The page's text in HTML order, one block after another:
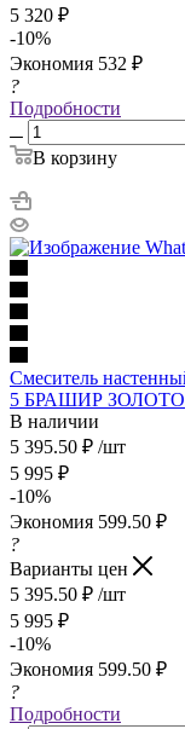
5 320 ₽
-10%
Экономия 532 ₽
?
Подробности
В корзину
Смеситель
5 БРАШИР
В наличии
5 395.50 ₽ /шт
5 995 ₽
-10%
Экономия 599.50 ₽
?
Варианты цен
5 395.50 ₽ /шт
5 995 ₽
-10%
Экономия 599.50 ₽
?
Подробности